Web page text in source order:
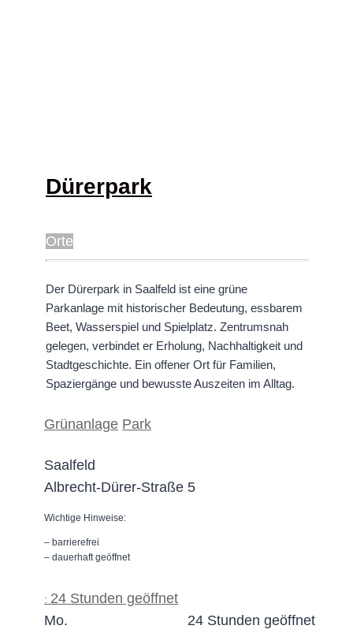
Dürerpark
Orte
Der Dürerpark in Saalfeld ist eine grüne
Parkanlage mit historischer Bedeutung, essbarem
Beet, Wasserspiel und Spielplatz. Zentrumsnah
gelegen, verbindet er Erholung, Nachhaltigkeit und
Stadtgeschichte. Ein offener Ort für Familien,
Spaziergänge und bewusste Auszeiten im Alltag.
Grünanlage Park
Saalfeld
Albrecht-Dürer-Straße 5
Wichtige Hinweise:
– barrierefrei
– dauerhaft geöffnet
: 24 Stunden geöffnet
Mo.
24 Stunden geöffnet